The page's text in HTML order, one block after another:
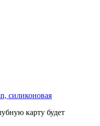
силиконовая
карту будет